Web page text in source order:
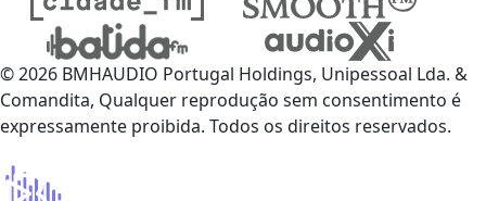
© 2026 BMHAUDIO Portugal Holdings, Unipessoal Lda. &
Comandita, Qualquer reprodução sem consentimento é
expressamente proibida. Todos os direitos reservados.